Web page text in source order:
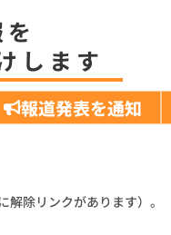
o
k
er
します
報道発表を通知
除リンクがあります）。